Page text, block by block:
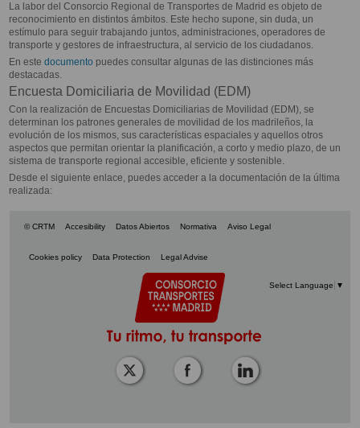
La labor del Consorcio Regional de Transportes de Madrid es objeto de
reconocimiento en distintos ámbitos. Este hecho supone, sin duda, un
estímulo para seguir trabajando juntos, administraciones, operadores de
transporte y gestores de infraestructura, al servicio de los ciudadanos.
En este documento puedes consultar algunas de las distinciones más
destacadas.
Encuesta Domiciliaria de Movilidad (EDM)
Con la realización de Encuestas Domiciliarias de Movilidad (EDM), se
determinan los patrones generales de movilidad de los madrileños, la
evolución de los mismos, sus características espaciales y aquellos otros
aspectos que permitan orientar la planificación, a corto y medio plazo, de un
sistema de transporte regional accesible, eficiente y sostenible.
Desde el siguiente enlace, puedes acceder a la documentación de la última
realizada:
© CRTM Accesibility Datos Abiertos Normativa Aviso Legal
Cookies policy Data Protection Legal Advise
Select Language ▼